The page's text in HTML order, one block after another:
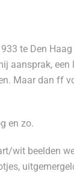
te Den
aansprak, een
Maar dan ff
en zo.
wit beelden